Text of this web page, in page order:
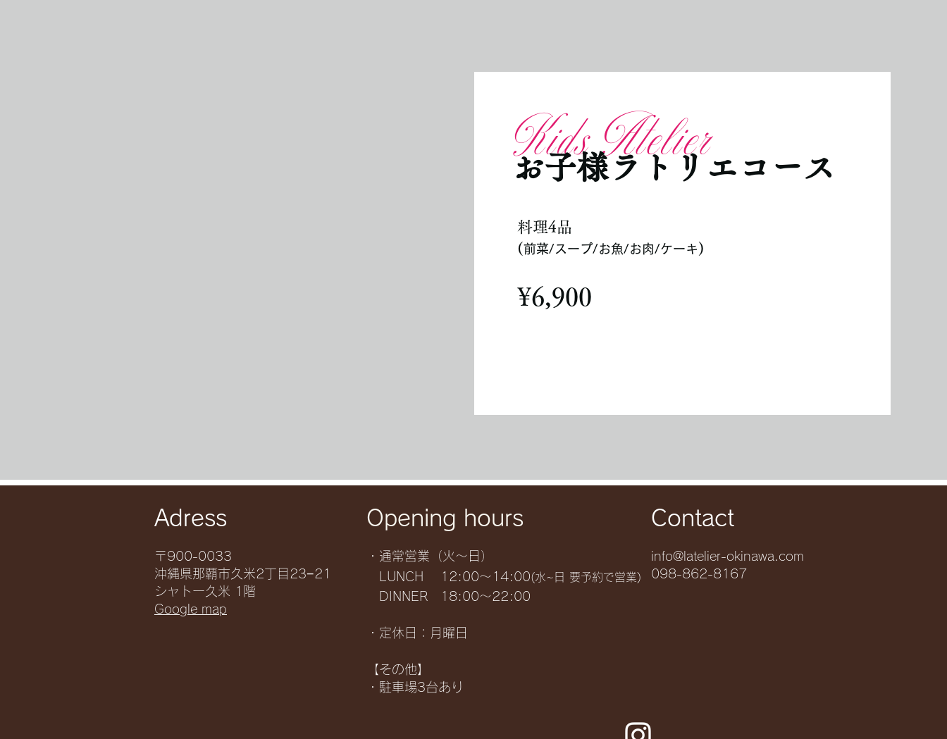
Kids Atelier
お子様ラトリエコース
料理4品
​(前菜/スープ/お魚/お肉/ケーキ)
​¥6,900
​Adress
〒900-0033
沖縄県那覇市久米2丁目23−21
シャトー久米 1階
Google map
Opening hours
・通常営業（火～日）
LUNCH 12:00～14:00(水~日 要予約で営業)
DINNER 18:00～22:00
・定休日：月曜日
【その他】
・駐車場3台あり
Contact
info@latelier-okinawa.com
098-862-8167